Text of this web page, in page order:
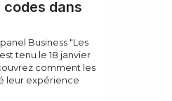
codes dans
Business "Les
tenu le 18 janvier
comment les
leur expérience